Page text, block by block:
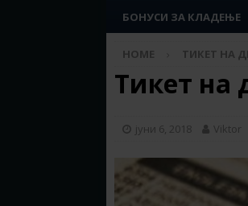
БОНУСИ ЗА КЛАДЕЊЕ
HOME ТИКЕТ НА
Тикет на
јуни 6, 2018 Viktor